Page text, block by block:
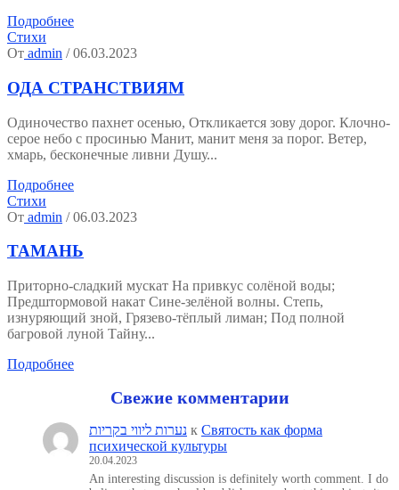
Подробнее
Стихи
От admin / 06.03.2023
ОДА СТРАНСТВИЯМ
Одиночество пахнет осенью, Откликается зову дорог. Клочно-
серое небо с просинью Манит, манит меня за порог. Ветер,
хмарь, бесконечные ливни Душу...
Подробнее
Стихи
От admin / 06.03.2023
ТАМАНЬ
Приторно-сладкий мускат На привкус солёной воды;
Предштормовой накат Сине-зелёной волны. Степь,
изнуряющий зной, Грязево-тёплый лиман; Под полной
багровой луной Тайну...
Подробнее
Свежие комментарии
נערות ליווי בקריות к Святость как форма
психической культуры
20.04.2023
An interesting discussion is definitely worth comment. I do